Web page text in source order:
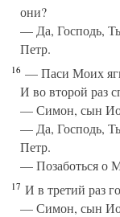
они?
— Да, Господь,
Петр.
16 — Паси Моих
И во второй раз
— Симон, сын
— Да, Господь,
Петр.
— Позаботься о
17 И в третий раз
— Симон, сын